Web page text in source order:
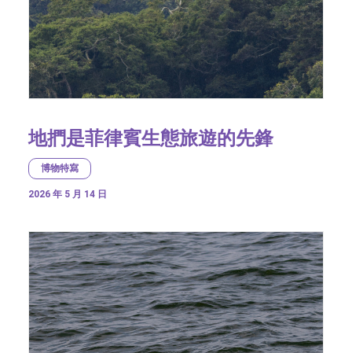
地捫是菲律賓生態旅遊的先鋒
博物特寫
2026 年 5 月 14 日